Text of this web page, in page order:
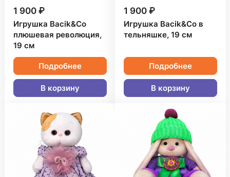
1 900 ₽
Игрушка Bacik&Co
плюшевая революция,
19 см
Подробнее
В корзину
1 900 ₽
Игрушка Bacik&Co в
тельняшке, 19 см
Подробнее
В корзину